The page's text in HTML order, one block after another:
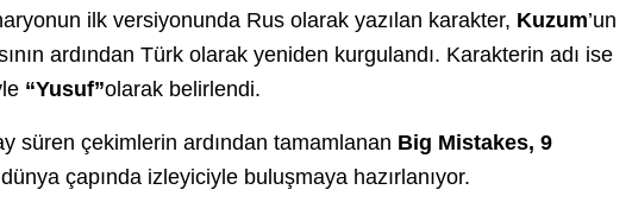
ilk versiyonunda Rus olarak yazılan karakter, Kuzum’un
ardından Türk olarak yeniden kurgulandı. Karakterin adı ise
“Yusuf”olarak belirlendi.
süren çekimlerin ardından tamamlanan Big Mistakes, 9
çapında izleyiciyle buluşmaya hazırlanıyor.